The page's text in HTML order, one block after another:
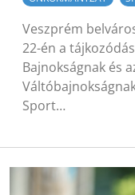
Veszprém
22-én a
Bajnokságnak és
Sport…